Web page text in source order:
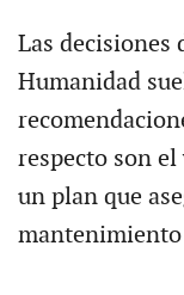
Las decisiones
Humanidad
respecto son
un plan que